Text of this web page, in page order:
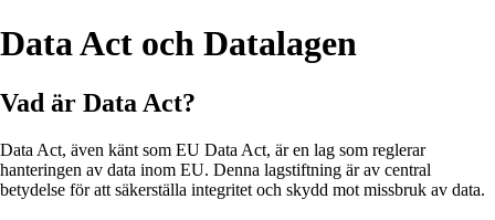
Data Act och Datalagen
Vad är Data Act?
Data Act, även känt som EU Data Act, är en lag som reglerar
hanteringen av data inom EU. Denna lagstiftning är av central
betydelse för att säkerställa integritet och skydd mot missbruk av data.